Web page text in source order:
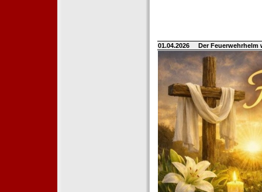
01.04.2026 Der